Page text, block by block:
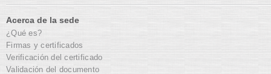
Acerca de la sede
¿Qué es?
Firmas y certificados
Verificación del certificado
Validación del documento